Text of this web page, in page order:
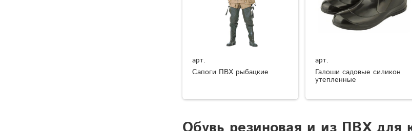
арт.
Сапоги ПВХ рыбацкие
арт.
Галоши садовые силикон
утепленные